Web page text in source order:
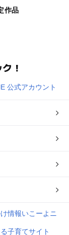
作品
！